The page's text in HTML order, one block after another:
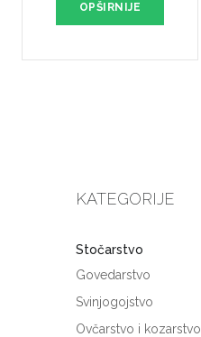
OPŠIRNIJE
KATEGORIJE
Stočarstvo
Govedarstvo
Svinjogojstvo
Ovčarstvo i kozarstvo